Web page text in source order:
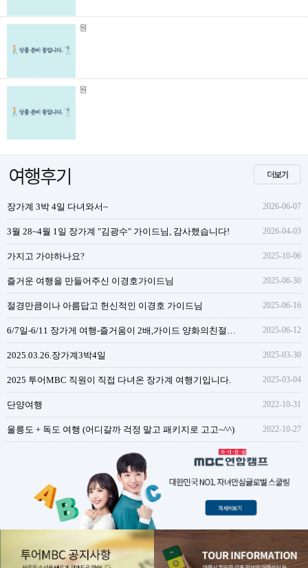
원
원
장가계 3박 4일 다녀와서~ 2026-06-07
3월 28~4월 1일 장가계 "김광수" 가이드님, 감사했습니다! 2026-04-03
가지고 가야하나요? 2025-10-06
즐거운 여행을 만들어주신 이경호가이드님 2025-06-30
절경만큼이나 아름답고 헌신적인 이경호 가이드님 2025-06-16
2025-06-12
2025.03.26.장가계3박4일 2025-03-30
2025 투어MBC 직원이 직접 다녀온 장가계 여행기입니다. 2025-03-04
단양여행 2022-10-31
울릉도 + 독도 여행 (어디갈까 걱정 말고 패키지로 고고~^^) 2022-10-27